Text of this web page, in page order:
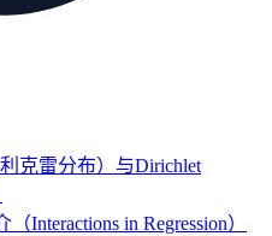
克雷分布）与Dirichlet
Interactions in Regression）